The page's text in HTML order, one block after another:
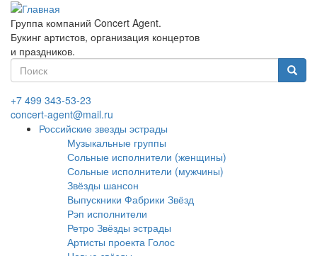
Перейти
основному
содержанию
Группа компаний Concert Agent.
Букинг артистов, организация концертов
и праздников.
Форма
поиска
+7 499 343-53-23
concert-agent@mail.ru
Российские звезды эстрады
Музыкальные группы
Сольные исполнители (женщины)
Сольные исполнители (мужчины)
Звёзды шансон
Выпускники Фабрики Звёзд
Рэп исполнители
Ретро Звёзды эстрады
Артисты проекта Голос